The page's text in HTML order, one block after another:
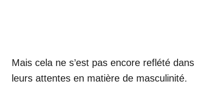
Mais cela ne s’est pas encore reflété dans
leurs attentes en matière de masculinité.